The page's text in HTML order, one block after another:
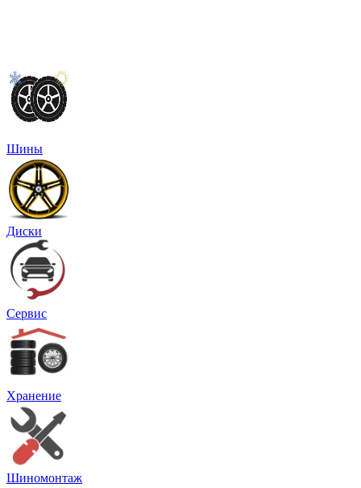
Шины
Диски
Сервис
Хранение
Шиномонтаж